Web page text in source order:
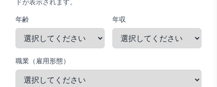
年齢
職業（雇用形態）
年収